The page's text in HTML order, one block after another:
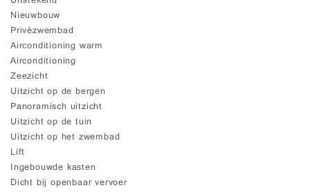
Nieuwbouw
Privézwembad
Airconditioning warm
Airconditioning
Zeezicht
Uitzicht op de bergen
Panoramisch uitzicht
Uitzicht op de tuin
Uitzicht op het zwembad
Lift
Ingebouwde kasten
Dicht bij openbaar vervoer